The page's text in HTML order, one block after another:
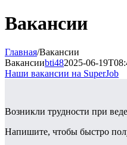
Вакансии
Главная/Вакансии
Вакансииbti482025-06-
Наши вакансии на SuperJob
Возникли трудности при
Напишите, чтобы быстро